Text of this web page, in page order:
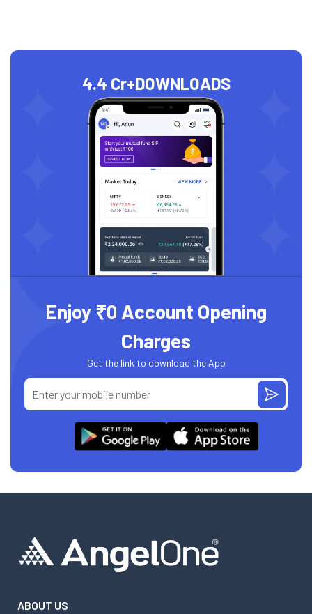
4.4 Cr+DOWNLOADS
Enjoy ₹0 Account Opening
Charges
Get the link to download the App
ABOUT US